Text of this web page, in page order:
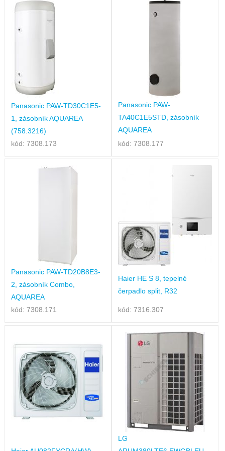
Panasonic PAW-TD30C1E5-
1, zásobník AQUAREA
(758.3216)
kód: 7308.173
Panasonic PAW-
TA40C1E5STD, zásobník
AQUAREA
kód: 7308.177
Panasonic PAW-TD20B8E3-
2, zásobník Combo,
AQUAREA
kód: 7308.171
Haier HE S 8, tepelné
čerpadlo split, R32
kód: 7316.307
LG